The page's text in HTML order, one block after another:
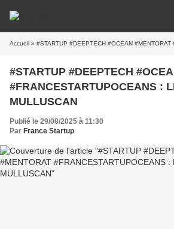
Accueil » #STARTUP #DEEPTECH #OCEAN #MENTORAT
#STARTUP #DEEPTECH
#FRANCESTARTUPOCEANS :
MULLUSCAN
Publié le 29/08/2025 à 11:30
Par France Startup